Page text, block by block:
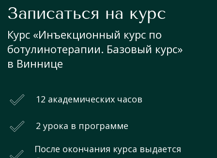
Записаться на курс
Курс «Инъекционный курс по
ботулинотерапии. Базовый курс»
в Виннице
12 академических часов
2 урока в программе
После окончания курса выдается